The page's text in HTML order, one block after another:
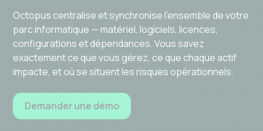
Octopus centralise et synchronise l’ensemble de votre
parc informatique — matériel, logiciels, licences,
configurations et dépendances. Vous savez
exactement ce que vous gérez, ce que chaque actif
impacte, et où se situent les risques opérationnels.
Demander une démo